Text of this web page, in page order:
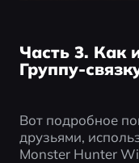
Часть 3. Как
Группу-
Вот подробное
друзьями,
Monster Hunter